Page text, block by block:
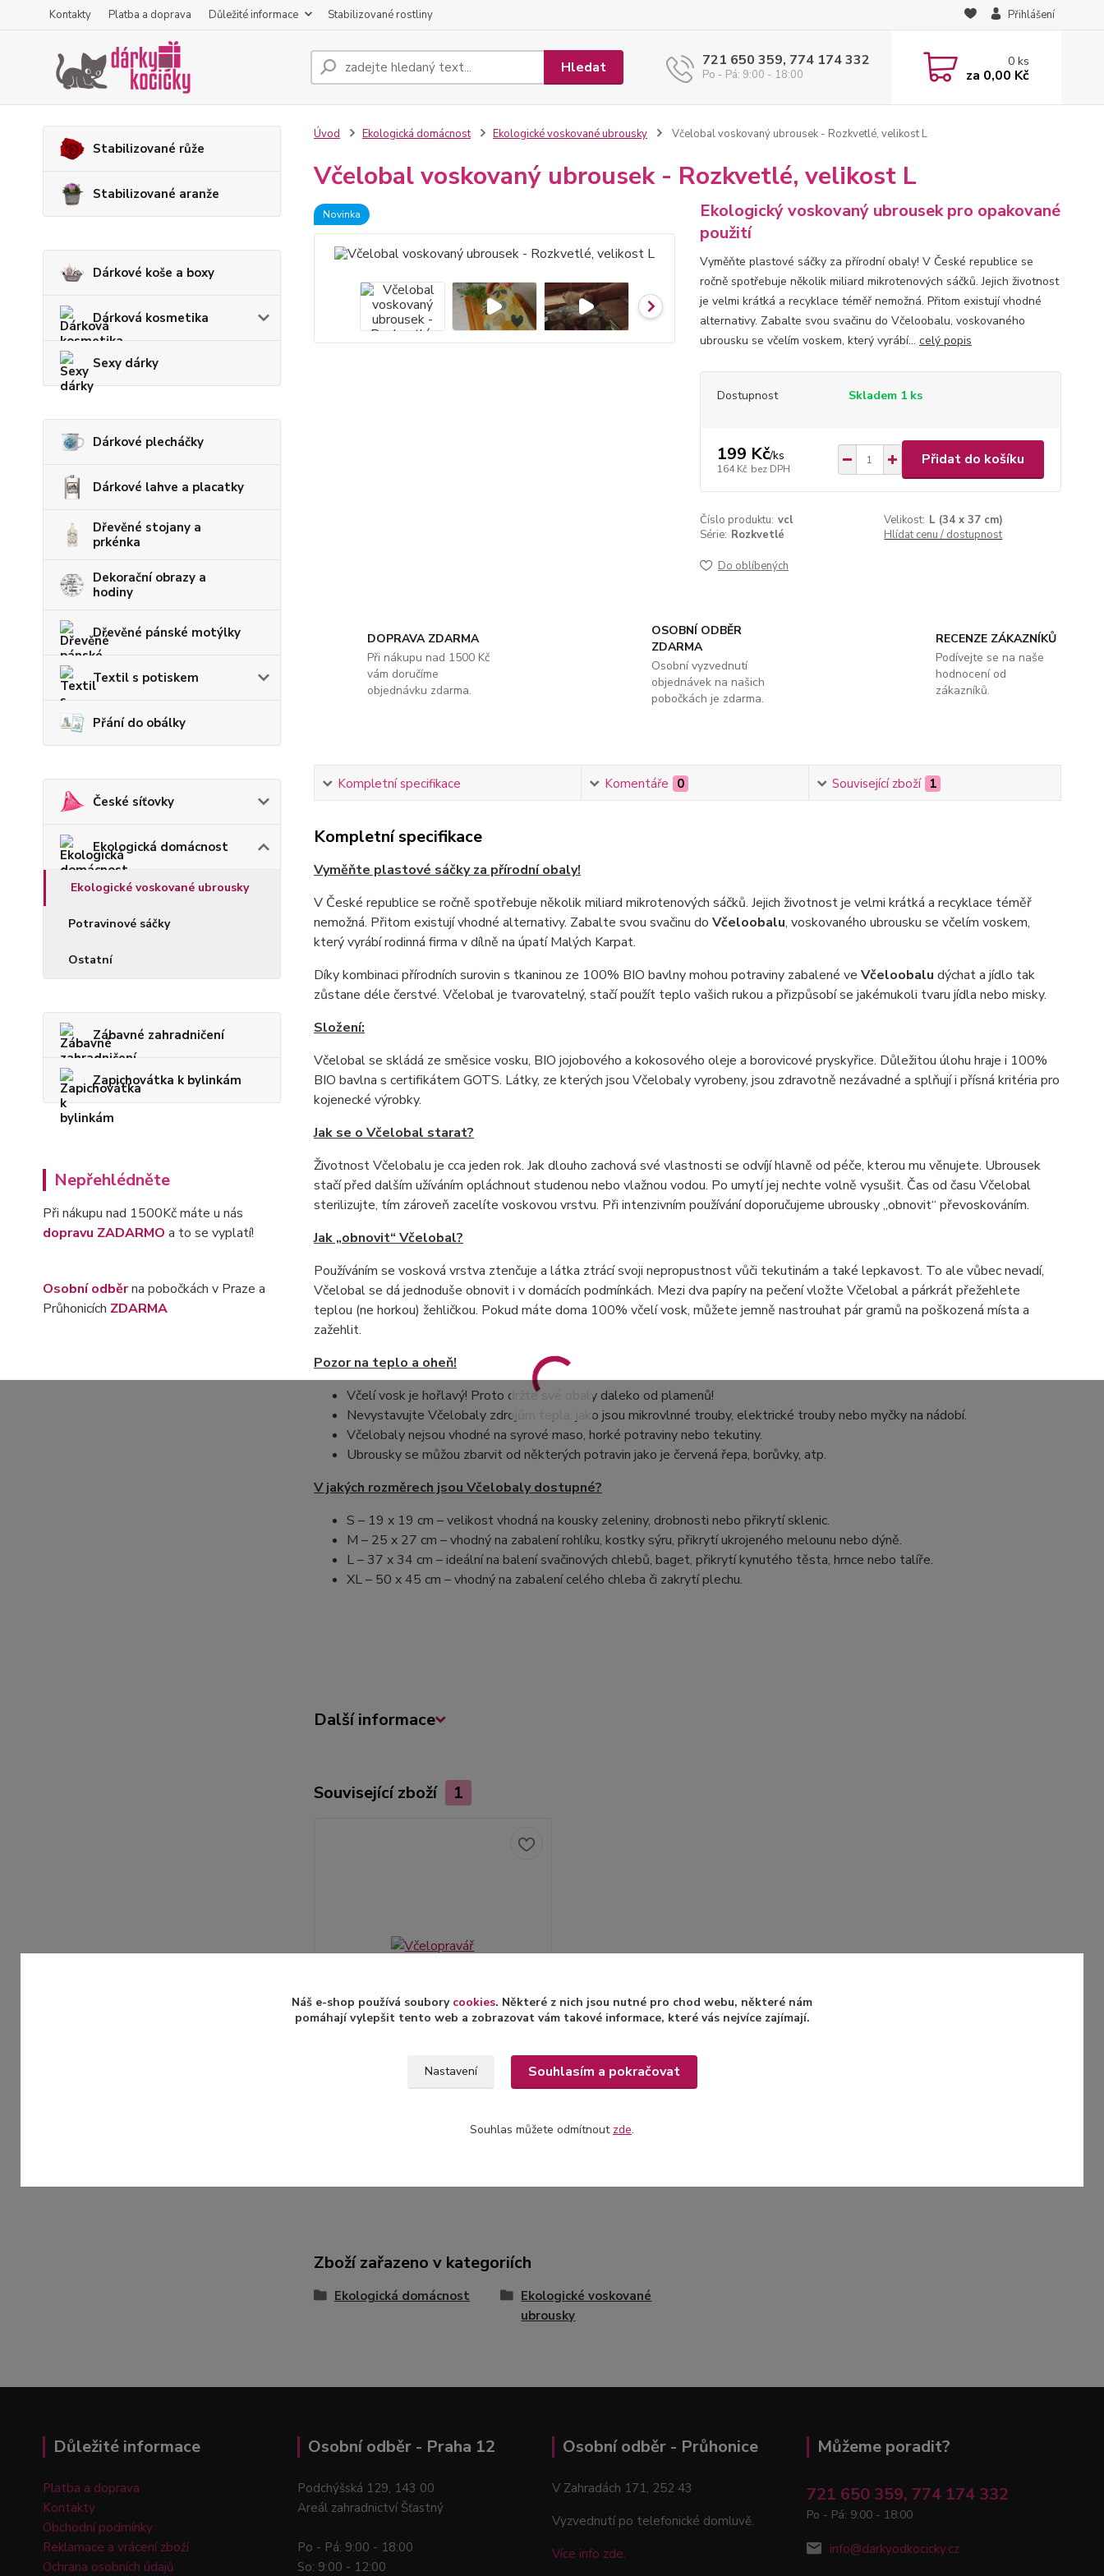
Kontakty Platba a doprava Důležité informace Stabilizované rostliny Přihlášení
Hledat 721 650 359, 774 174 332
Po - Pá: 9:00 - 18:00
0ks
za 0,00 Kč
Stabilizované růže
Stabilizované aranže
Dárkové koše a boxy
Dárková kosmetika
Sexy dárky
Dárkové plecháčky
Dárkové lahve a placatky
Dřevěné stojany a
prkénka
Dekorační obrazy a
hodiny
Dřevěné pánské motýlky
Textil s potiskem
Přání do obálky
České síťovky
Ekologická domácnost
Ekologické voskované ubrousky
Potravinové sáčky
Ostatní
Zábavné zahradničení
Zapichovátka k bylinkám
Nepřehlédněte
Při nákupu nad 1500Kč máte u nás
dopravu ZADARMO a to se vyplatí!
Osobní odběrna pobočkách v Praze a
Průhonicích ZDARMA
Úvod Ekologická domácnost Ekologické voskované ubrousky Včelobal voskovaný ubrousek - Rozkvetlé, velikost L
Včelobal voskovaný ubrousek - Rozkvetlé, velikost L
Novinka
Ekologický voskovaný ubrousek pro opakované
použití
Vyměňte plastové sáčky za přírodní obaly! V České republice se
ročně spotřebuje několik miliard mikrotenových sáčků. Jejich životnost
je velmi krátká a recyklace téměř nemožná. Přitom existují vhodné
alternativy. Zabalte svou svačinu do Včeloobalu, voskovaného
ubrousku se včelím voskem, který vyrábí... celý popis
Dostupnost Skladem 1 ks
199 Kč/ks
164 Kč bez DPH
Přidat do košíku
Číslo produktu: vcl Velikost: L (34 x 37 cm)
Série: Rozkvetlé Hlídat cenu / dostupnost
Do oblíbených
DOPRAVA ZDARMA
Při nákupu nad 1500 Kč
vám doručíme
objednávku zdarma.
OSOBNÍ ODBĚR
ZDARMA
Osobní vyzvednutí
objednávek na našich
pobočkách je zdarma.
RECENZE ZÁKAZNÍKŮ
Podívejte se na naše
hodnocení od
zákazníků.
Kompletní specifikace Komentáře 0 Související zboží 1
Kompletní specifikace
Vyměňte plastové sáčky za přírodní obaly!
V České republice se ročně spotřebuje několik miliard mikrotenových sáčků. Jejich životnost je velmi krátká a recyklace téměř
nemožná. Přitom existují vhodné alternativy. Zabalte svou svačinu do Včeloobalu, voskovaného ubrousku se včelím voskem,
který vyrábí rodinná firma v dílně na úpatí Malých Karpat.
Díky kombinaci přírodních surovin s tkaninou ze 100% BIO bavlny mohou potraviny zabalené ve Včeloobalu dýchat a jídlo tak
zůstane déle čerstvé. Včelobal je tvarovatelný, stačí použít teplo vašich rukou a přizpůsobí se jakémukoli tvaru jídla nebo misky.
Složení:
Včelobal se skládá ze směsice vosku, BIO jojobového a kokosového oleje a borovicové pryskyřice. Důležitou úlohu hraje i 100%
BIO bavlna s certifikátem GOTS. Látky, ze kterých jsou Včelobaly vyrobeny, jsou zdravotně nezávadné a splňují i přísná kritéria pro
kojenecké výrobky.
Jak se o Včelobal starat?
Životnost Včelobalu je cca jeden rok. Jak dlouho zachová své vlastnosti se odvíjí hlavně od péče, kterou mu věnujete. Ubrousek
stačí před dalším užíváním opláchnout studenou nebo vlažnou vodou. Po umytí jej nechte volně vysušit. Čas od času Včelobal
sterilizujte, tím zároveň zacelíte voskovou vrstvu. Při intenzivním používání doporučujeme ubrousky „obnovit“ převoskováním.
Jak „obnovit“ Včelobal?
Používáním se vosková vrstva ztenčuje a látka ztrácí svoji nepropustnost vůči tekutinám a také lepkavost. To ale vůbec nevadí,
Včelobal se dá jednoduše obnovit i v domácích podmínkách. Mezi dva papíry na pečení vložte Včelobal a párkrát přežehlete
teplou (ne horkou) žehličkou. Pokud máte doma 100% včelí vosk, můžete jemně nastrouhat pár gramů na poškozená místa a
zažehlit.
Pozor na teplo a oheň!
Včelí vosk je hořlavý! Proto držte své obaly daleko od plamenů!
Nevystavujte Včelobaly zdrojům tepla, jako jsou mikrovlnné trouby, elektrické trouby nebo myčky na nádobí.
Včelobaly nejsou vhodné na syrové maso, horké potraviny nebo tekutiny.
Ubrousky se můžou zbarvit od některých potravin jako je červená řepa, borůvky, atp.
V jakých rozměrech jsou Včelobaly dostupné?
S – 19 x 19 cm – velikost vhodná na kousky zeleniny, drobnosti nebo přikrytí sklenic.
M – 25 x 27 cm – vhodný na zabalení rohlíku, kostky sýru, přikrytí ukrojeného melounu nebo dýně.
L – 37 x 34 cm – ideální na balení svačinových chlebů, baget, přikrytí kynutého těsta, hrnce nebo talíře.
XL – 50 x 45 cm – vhodný na zabalení celého chleba či zakrytí plechu.
Další informace
Související zboží 1
Zboží zařazeno v kategoriích
Ekologická domácnost
Ekologické voskované
ubrousky
Důležité informace
Platba a doprava
Kontakty
Obchodní podmínky
Reklamace a vrácení zboží
Ochrana osobních údajů
Osobní odběr - Praha 12
Podchýšská 129, 143 00
Areál zahradnictví Šťastný
Po - Pá: 9:00 - 18:00
So: 9:00 - 12:00
Osobní odběr - Průhonice
V Zahradách 171, 252 43
Vyzvednutí po telefonické domluvě.
Více info zde.
Můžeme poradit?
721 650 359, 774 174 332
Po - Pá: 9:00 - 18:00
info@darkyodkocicky.cz
Náš e-shop používá soubory cookies. Některé z nich jsou nutné pro chod webu, některé nám
pomáhají vylepšit tento web a zobrazovat vám takové informace, které vás nejvíce zajímají.
Nastavení Souhlasím a pokračovat
Souhlas můžete odmítnout zde.